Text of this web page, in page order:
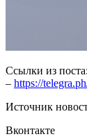
Ссылки из поста:
– https://
Источник
Вконтакте